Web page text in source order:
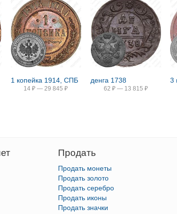
1 копейка 1914, СПБ
14 ₽ — 29 845 ₽
денга 1738
62 ₽ — 13 815 ₽
3
Продать
Продать монеты
Продать золото
Продать серебро
Продать иконы
Продать значки